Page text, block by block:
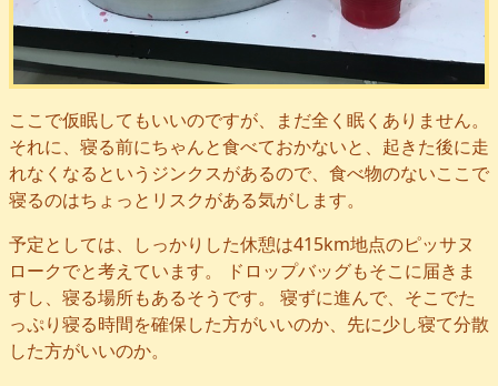
ここで仮眠してもいいのですが、まだ全く眠くありません。
それに、寝る前にちゃんと食べておかないと、起きた後に走
れなくなるというジンクスがあるので、食べ物のないここで
寝るのはちょっとリスクがある気がします。
予定としては、しっかりした休憩は415km地点のピッサヌ
ロークでと考えています。 ドロップバッグもそこに届きま
すし、寝る場所もあるそうです。 寝ずに進んで、そこでた
っぷり寝る時間を確保した方がいいのか、先に少し寝て分散
した方がいいのか。